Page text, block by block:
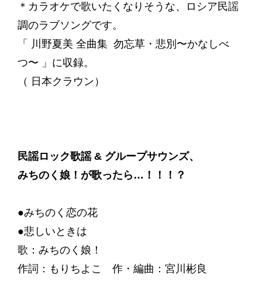
＊カラオケで歌いたくなりそうな、ロシア民謡
調のラブソングです。
「 川野夏美 全曲集 勿忘草・悲別〜かなしべ
つ〜 」に収録。
（ 日本クラウン）
民謡ロック歌謡 & グループサウンズ、
みちのく娘！が歌ったら…！！！？
●みちのく恋の花
●悲しいときは
歌：みちのく娘！
作詞：もりちよこ 作・編曲：宮川彬良